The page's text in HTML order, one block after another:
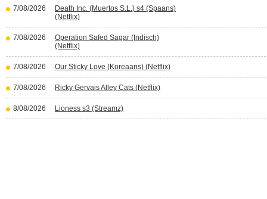
7/08/2026
Death Inc. (Muertos S.L.) s4 (Spaans)
(Netflix)
7/08/2026
Operation Safed Sagar (Indisch)
(Netflix)
7/08/2026 Our Sticky Love (Koreaans) (Netflix)
7/08/2026 Ricky Gervais Alley Cats (Netflix)
8/08/2026 Lioness s3 (Streamz)